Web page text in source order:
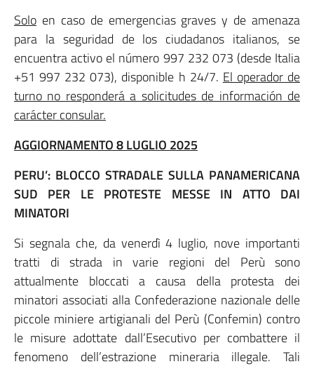
Solo en caso de emergencias graves y de amenaza
para la seguridad de los ciudadanos italianos, se
encuentra activo el número 997 232 073 (desde Italia
+51 997 232 073), disponible h 24/7. El operador de
turno no responderá a solicitudes de información de
carácter consular.
AGGIORNAMENTO 8 LUGLIO 2025
PERU’: BLOCCO STRADALE SULLA PANAMERICANA
SUD PER LE PROTESTE MESSE IN ATTO DAI
MINATORI
Si segnala che, da venerdì 4 luglio, nove importanti
tratti di strada in varie regioni del Perù sono
attualmente bloccati a causa della protesta dei
minatori associati alla Confederazione nazionale delle
piccole miniere artigianali del Perù (Confemin) contro
le misure adottate dall’Esecutivo per combattere il
fenomeno dell’estrazione mineraria illegale. Tali